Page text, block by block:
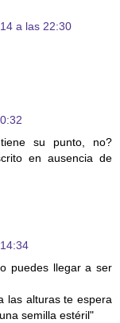
a las 22:30
su punto, no?
en ausencia de
puedes llegar a ser
las alturas te espera
semilla estéril"